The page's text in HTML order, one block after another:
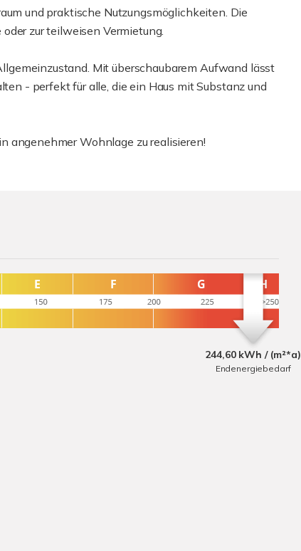
und praktische Nutzungsmöglichkeiten. Die
zur teilweisen Vermietung.
Mit überschaubarem Aufwand lässt
- perfekt für alle, die ein Haus mit Substanz und
angenehmer Wohnlage zu realisieren!
244,60 kWh / (m²*a)
Endenergiebedarf